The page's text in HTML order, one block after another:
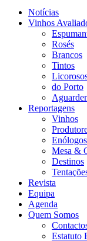
Notícias
Vinhos
Rosés
Brancos
Tintos
do Porto
Reportagens
Vinhos
Enólogos
Mesa &
Destinos
Revista
Equipa
Agenda
Quem Somos
Estatuto